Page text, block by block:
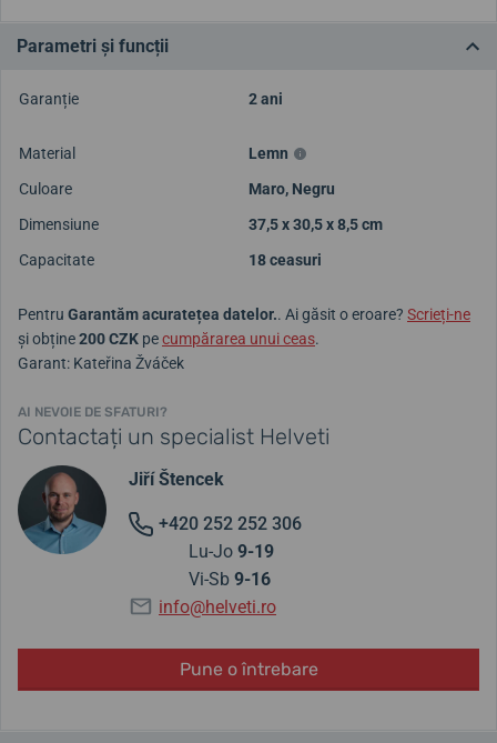
Parametri și funcții
Garanție 2 ani
Material
Lemn
Culoare
Maro, Negru
Dimensiune
37,5 x 30,5 x 8,5 cm
Capacitate
18 ceasuri
Pentru Garantăm acuratețea datelor.. Ai găsit o eroare? Scrieți-ne
și obține200 CZK pecumpărarea unui ceas.
Garant: Kateřina Žváček
AI NEVOIE DE SFATURI?
Contactați un specialist Helveti
Jiří Štencek
+420 252 252 306
Lu-Jo 9-19
Vi-Sb 9-16
info@helveti.ro
Pune o întrebare